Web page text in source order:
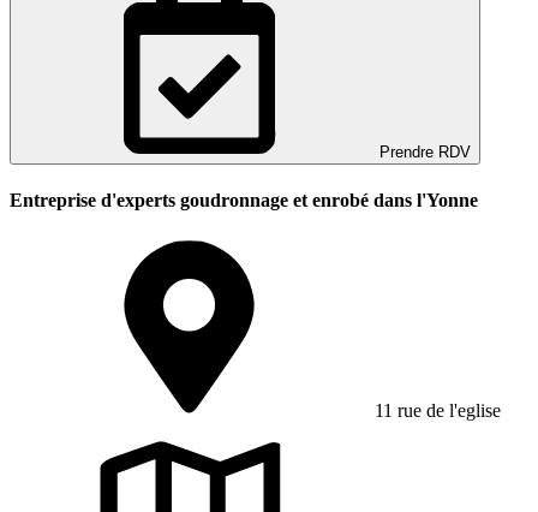
Prendre RDV
Entreprise d'experts goudronnage et enrobé dans l'Yonne
11 rue de l'eglise